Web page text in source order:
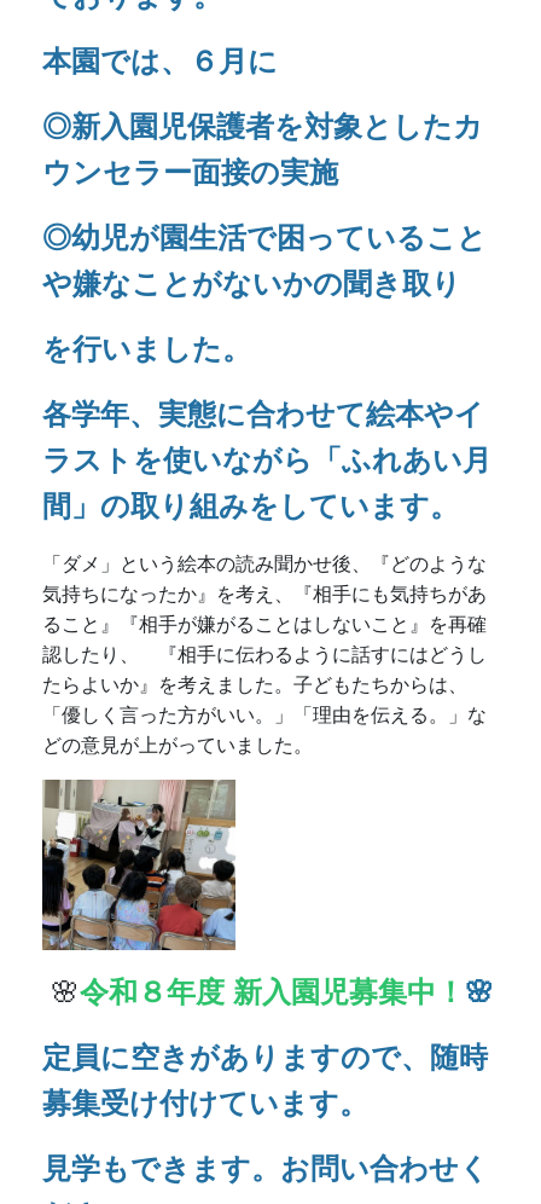
を行いました。
各学年、実態に合わせて絵本やイ
ラストを使いながら「ふれあい月
間」の取り組みをしています。
「ダメ」という絵本の読み聞かせ後、『どのような
ること』『相手が嫌がることはしないこと』を再確
たらよいか』を考えました。子どもたちからは、
どの意見が上がっていました。
🌸令和８年度 新入園児募集中！ 🌸
定員に空きがありますので、随時
募集受け付けています。
見学もできます。お問い合わせく
ださい。
○港区立幼稚園では、サポート保育（預かり保育）を
○長期休業中（春季、夏季、冬季）のサポート保育を
実施しています。
（時間は9：00～15：00）